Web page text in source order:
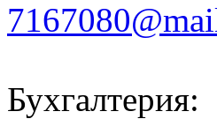
Бухгалтерия: